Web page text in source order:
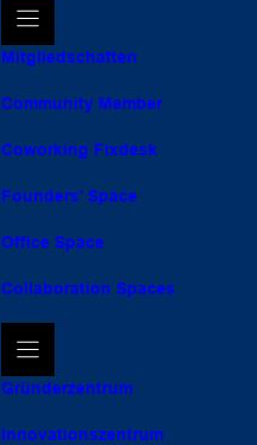
Mitgliedschaften
Community Member
Coworking Fixdesk
Founders’ Space
Office Space
Collaboration Spaces
Gründerzentrum
Innovationszentrum